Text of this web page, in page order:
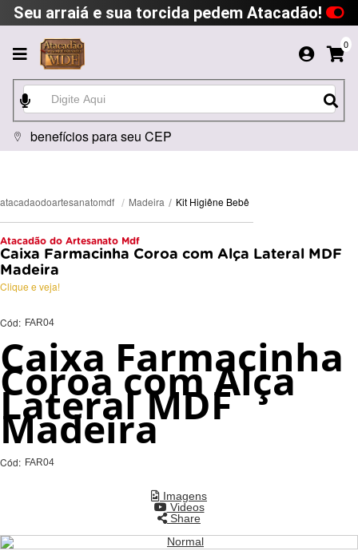
Seu arraiá e sua torcida pedem Atacadão!
0
benefícios para seu CEP
atacadaodoartesanatomdf Madeira Kit Higiêne Bebê
Atacadão do Artesanato Mdf
Caixa Farmacinha Coroa com Alça Lateral MDF
Madeira
Clique e veja!
Cód: FAR04
Caixa Farmacinha
Coroa com Alça
Lateral MDF
Madeira
Cód: FAR04
Imagens
Videos
Share